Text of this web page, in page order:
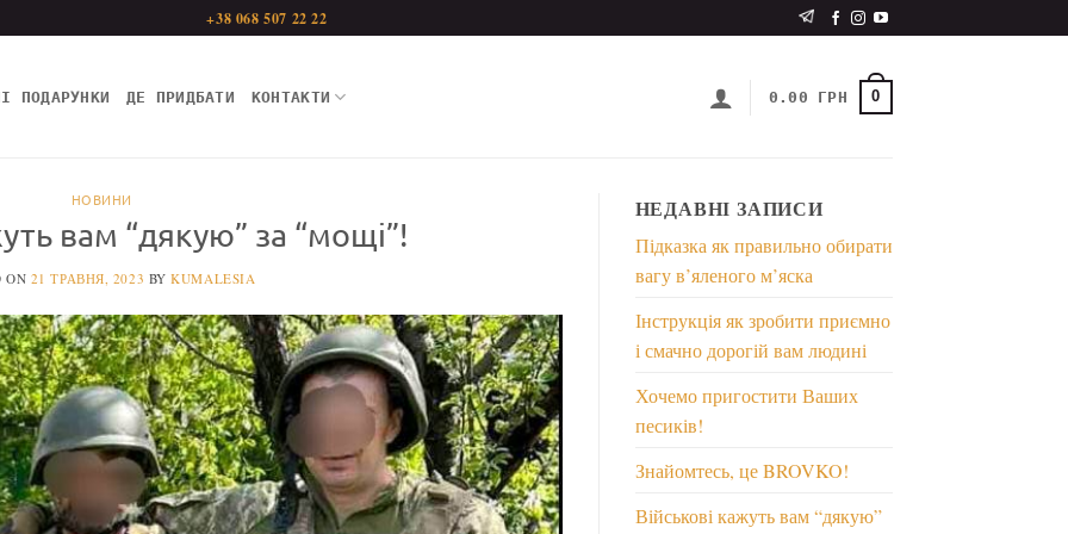
+38 068 507 22 22
ПОДАРУНКИ ДЕ ПРИДБАТИ КОНТАКТИ 0.00 ГРН 0
НОВИНИ
вам “дякую” за “мощі”!
ON 21 ТРАВНЯ, 2023 BYKUMALESIA
НЕДАВНІ ЗАПИСИ
Підказка як правильно обирати
вагу в’яленого м’яска
Інструкція як зробити приємно
і смачно дорогій вам людині
Хочемо пригостити Ваших
песиків!
Знайомтесь, це BROVKO!
Військові кажуть вам “дякую”